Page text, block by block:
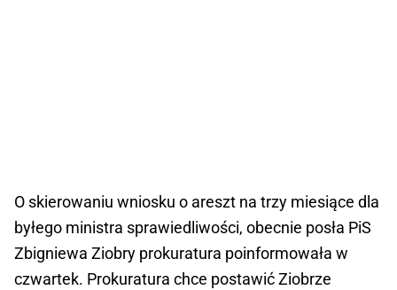
O skierowaniu wniosku o areszt na trzy miesiące dla
byłego ministra sprawiedliwości, obecnie posła PiS
Zbigniewa Ziobry prokuratura poinformowała w
czwartek. Prokuratura chce postawić Ziobrze